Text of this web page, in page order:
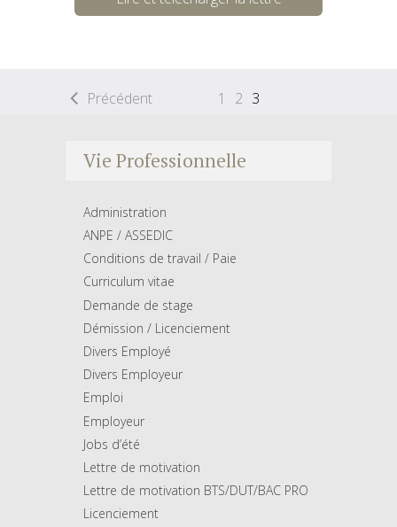
Précédent 1 2 3
Vie Professionnelle
Administration
ANPE / ASSEDIC
Conditions de travail / Paie
Curriculum vitae
Demande de stage
Démission / Licenciement
Divers Employé
Divers Employeur
Emploi
Employeur
Jobs d’été
Lettre de motivation
Lettre de motivation BTS/DUT/BAC PRO
Licenciement